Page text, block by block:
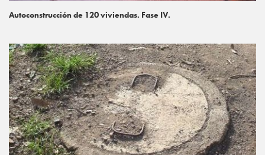
Autoconstrucción de 120 viviendas. Fase IV.